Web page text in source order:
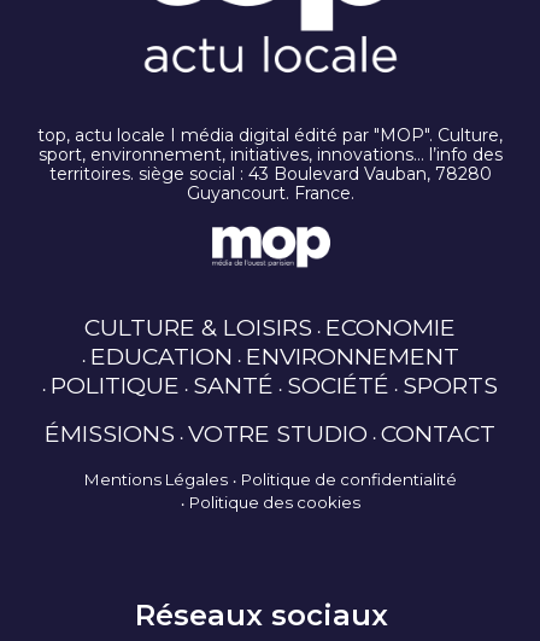
top, actu locale I média digital édité par "MOP". Culture,
sport, environnement, initiatives, innovations… l’info des
territoires. siège social : 43 Boulevard Vauban, 78280
Guyancourt. France.
CULTURE & LOISIRS ECONOMIE
EDUCATION ENVIRONNEMENT
POLITIQUE SANTÉ SOCIÉTÉ SPORTS
ÉMISSIONS VOTRE STUDIO CONTACT
Mentions Légales
Politique de confidentialité
Politique des cookies
Réseaux sociaux